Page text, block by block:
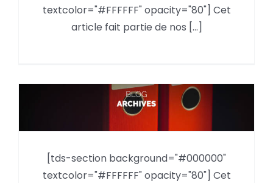
2010 VS Inventor 2011
textcolor="#FFFFFF" opacity="80"] Cet
article fait partie de nos [...]
Autodesk Inventor Publisher sur
iPhone et iPad
[tds-section background="#000000"
textcolor="#FFFFFF" opacity="80"] Cet